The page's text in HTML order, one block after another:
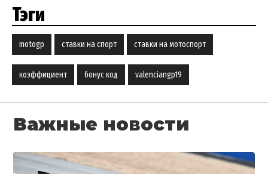
Тэги
motogp ставки на спорт ставки на мотоспорт
коэффициент бонус код valenciangp19
Важные новости